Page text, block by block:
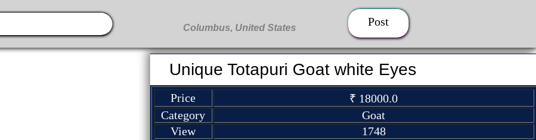
Post
Unique Totapuri Goat white Eyes
Price
₹ 18000.0
Category
Goat
View
1748